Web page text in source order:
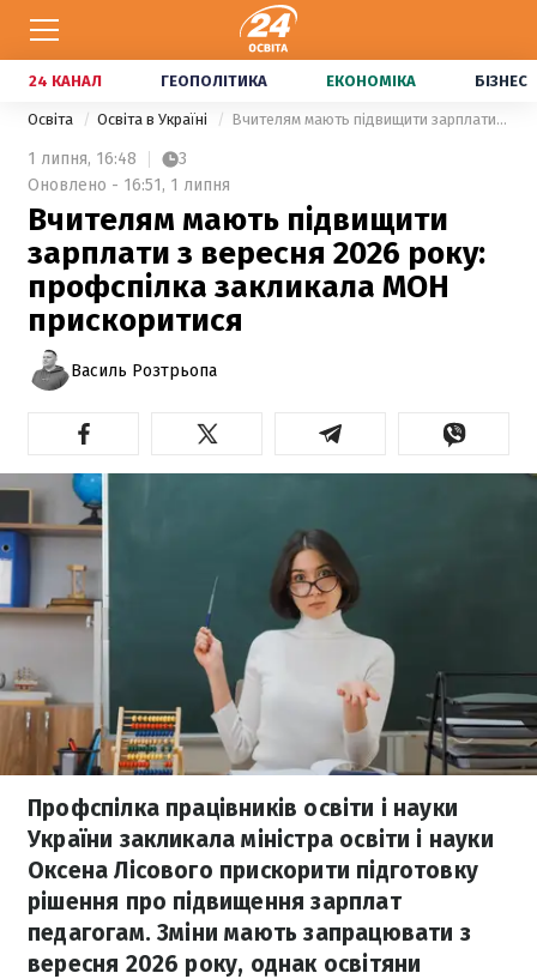
24 КАНАЛ ГЕОПОЛІТИКА ЕКОНОМІКА БІЗНЕС
Освіта Освіта в Україні Вчителям мають підвищити зарплати з вересня 2026 року: профспілка закликала МОН прискоритися
1 липня, 16:48
3
Оновлено - 16:51, 1 липня
Вчителям мають підвищити
зарплати з вересня 2026 року:
профспілка закликала МОН
прискоритися
Василь Розтрьопа
Профспілка працівників освіти і науки
України закликала міністра освіти і науки
Оксена Лісового прискорити підготовку
рішення про підвищення зарплат
педагогам. Зміни мають запрацювати з
вересня 2026 року, однак освітяни